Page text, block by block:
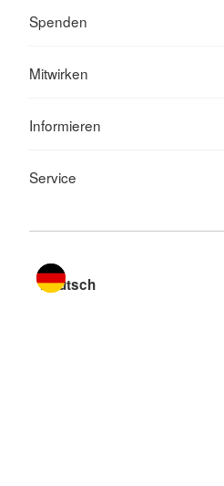
Spenden
Mitwirken
Informieren
Service
Sprache wechseln zu